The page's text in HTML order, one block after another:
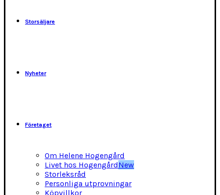
Storsäljare
Nyheter
Företaget
Om Helene Hogengård
Livet hos HogengårdNew
Storleksråd
Personliga utprovningar
Köpvillkor